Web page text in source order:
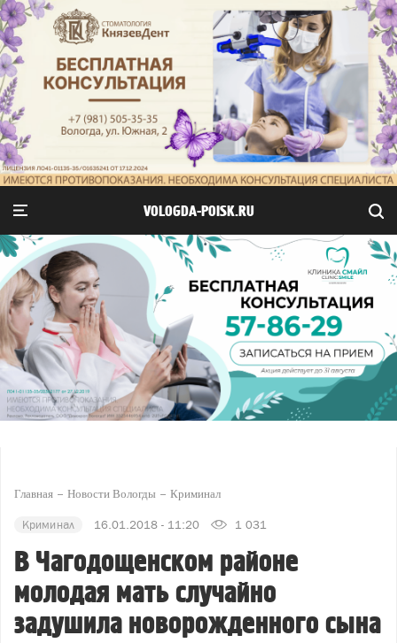
VOLOGDA-POISK.RU
Главная Новости Вологды Криминал
Криминал 16.01.2018 - 11:20 1 031
В Чагодощенском районе
молодая мать случайно
задушила новорожденного сына